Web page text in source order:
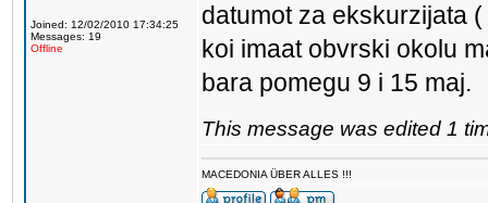
Joined: 12/02/2010 17:34:25
Messages: 19
Offline
datumot za ekskurzijata
koi imaat obvrski okolu
bara pomegu 9 i 15 maj.
This message was edited 1
MACEDONIA ÜBER ALLES !!!